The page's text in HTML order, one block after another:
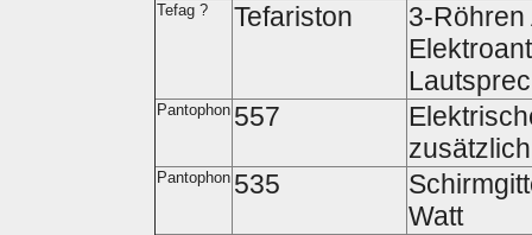
Tefag ? Tefariston
3-Röhren
Pantophon 557
Pantophon 535
Watt